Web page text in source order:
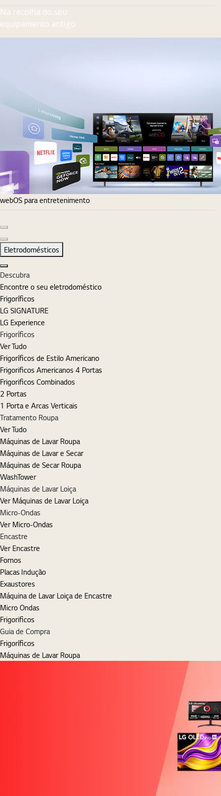
Na recolha do seu
equipamento antigo
webOS para entretenimento
Diapositivo seguinte
Eletrodomésticos
Fechar
Descubra
Encontre o seu eletrodoméstico
Frigoríficos
LG SIGNATURE
LG Experience
Frigoríficos
Ver Tudo
Frigoríficos de Estilo Americano
Frigorificos Americanos 4 Portas
Frigorificos Combinados
2 Portas
1 Porta e Arcas Verticais
Tratamento Roupa
Ver Tudo
Máquinas de Lavar Roupa
Máquinas de Lavar e Secar
Máquinas de Secar Roupa
WashTower
Máquinas de Lavar Loiça
Ver Máquinas de Lavar Loiça
Micro-Ondas
Ver Micro-Ondas
Encastre
Ver Encastre
Fornos
Placas Indução
Exaustores
Máquina de Lavar Loiça de Encastre
Micro Ondas
Frigorificos
Guia de Compra
Frigoríficos
Máquinas de Lavar Roupa